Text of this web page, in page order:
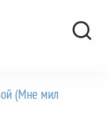
(Мне мил